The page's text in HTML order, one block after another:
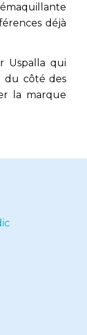
déjà
Uspalla qui
du côté des
la marque